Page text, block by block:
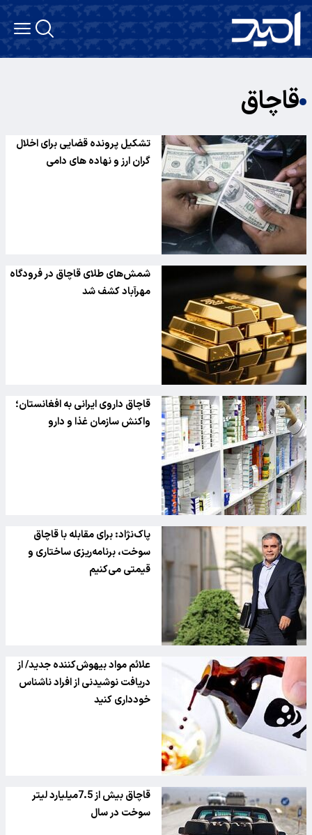
قاچاق
تشکیل پرونده قضایی برای اخلال
گران ارز و نهاده های دامی
شمش‌های طلای قاچاق در فرودگاه
مهرآباد کشف شد
قاچاق داروی ایرانی به افغانستان؛
واکنش سازمان غذا و دارو
پاک‌نژاد: برای مقابله با قاچاق
سوخت، برنامه‌ریزی ساختاری و
قیمتی می‌کنیم
علائم مواد بیهوش‌کننده جدید/ از
دریافت نوشیدنی از افراد ناشناس
خودداری کنید
قاچاق بیش از 7.5میلیارد لیتر
سوخت در سال